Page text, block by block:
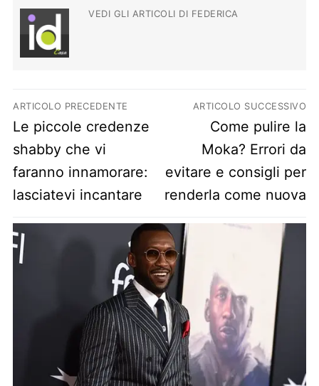
VEDI GLI ARTICOLI DI FEDERICA
Navigazione articoli
ARTICOLO PRECEDENTE
Previous post:
Le piccole credenze
shabby che vi
faranno innamorare:
lasciatevi incantare
ARTICOLO SUCCESSIVO
Next post:
Come pulire la
Moka? Errori da
evitare e consigli per
renderla come nuova